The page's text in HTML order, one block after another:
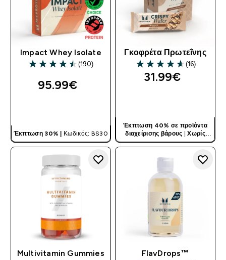
Impact Whey Isolate
4.47 out of 5 stars
(190)
95.99€‎
Έκπτωση 30% | Κωδικός: BS30
Γκοφρέτα Πρωτεΐνης
4.63 out of 5 stars
(16)
31.99€‎
Έκπτωση 40% σε προϊόντα
διαχείρισης βάρους |Χωρίς
Κωδικό
Multivitamin Gummies
FlavDrops™